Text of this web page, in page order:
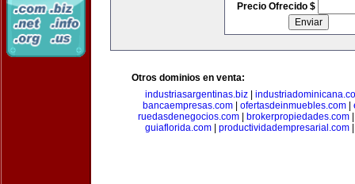
Precio Ofrecido $
Otros dominios en venta:
industriasargentinas.biz
bancaempresas.com
ofertasdeinmuebles.com
ruedasdenegocios.com| brokerpropiedades.com
guiaflorida.com| productividadempresarial.com